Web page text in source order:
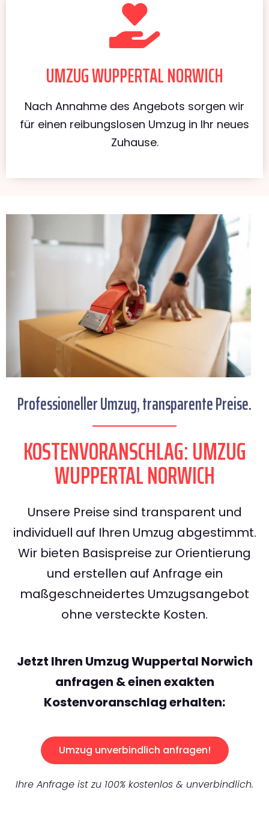
UMZUG WUPPERTAL NORWICH
Nach Annahme des Angebots sorgen wir
für einen reibungslosen Umzug in Ihr neues
Zuhause.
Professioneller Umzug, transparente Preise.
KOSTENVORANSCHLAG: UMZUG
WUPPERTAL NORWICH
Unsere Preise sind transparent und
individuell auf Ihren Umzug abgestimmt.
Wir bieten Basispreise zur Orientierung
und erstellen auf Anfrage ein
maßgeschneidertes Umzugsangebot
ohne versteckte Kosten.
Jetzt Ihren Umzug Wuppertal Norwich
anfragen & einen exakten
Kostenvoranschlag erhalten:
Umzug unverbindlich anfragen!
Ihre Anfrage ist zu 100% kostenlos & unverbindlich.